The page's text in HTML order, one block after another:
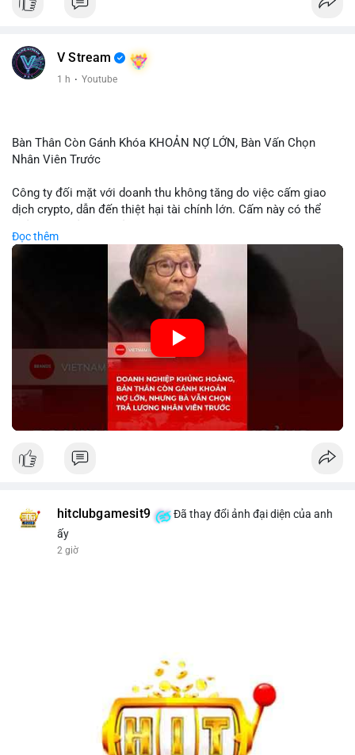
V Stream
1 h · Youtube
Bàn Thân Còn Gánh Khóa KHOẢN NỢ LỚN, Bàn Vấn Chọn
Nhân Viên Trước
Công ty đối mặt với doanh thu không tăng do việc cấm giao
dịch crypto, dẫn đến thiệt hại tài chính lớn. Cấm này có thể
biến động giá digital asset. Bàn vấn chuyển hướng tập trung
vào nhân lực, cho thấy chiến lược giảm chi phí hoặc điều chỉnh
mô hình kinh doanh. Điều này có thể ảnh hưởng đến thị trường
crypto và các doanh nghiệp liên quan trong tương lai.
🎥 Xem video trực tiếp tại:
Nguồn: KIEN THUC KINH TE
Đọc thêm
hitclubgamesit9
Đã thay đổi ảnh đại diện của anh
ấy
2 giờ